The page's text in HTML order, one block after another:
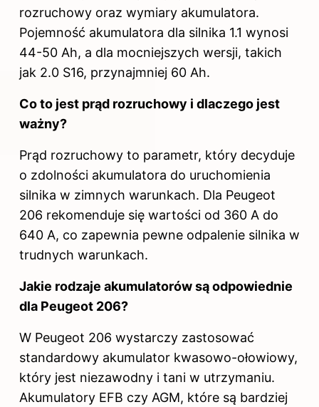
rozruchowy oraz wymiary akumulatora.
Pojemność akumulatora dla silnika 1.1 wynosi
44-50 Ah, a dla mocniejszych wersji, takich
jak 2.0 S16, przynajmniej 60 Ah.
Co to jest prąd rozruchowy i dlaczego jest
ważny?
Prąd rozruchowy to parametr, który decyduje
o zdolności akumulatora do uruchomienia
silnika w zimnych warunkach. Dla Peugeot
206 rekomenduje się wartości od 360 A do
640 A, co zapewnia pewne odpalenie silnika w
trudnych warunkach.
Jakie rodzaje akumulatorów są odpowiednie
dla Peugeot 206?
W Peugeot 206 wystarczy zastosować
standardowy akumulator kwasowo-ołowiowy,
który jest niezawodny i tani w utrzymaniu.
Akumulatory EFB czy AGM, które są bardziej